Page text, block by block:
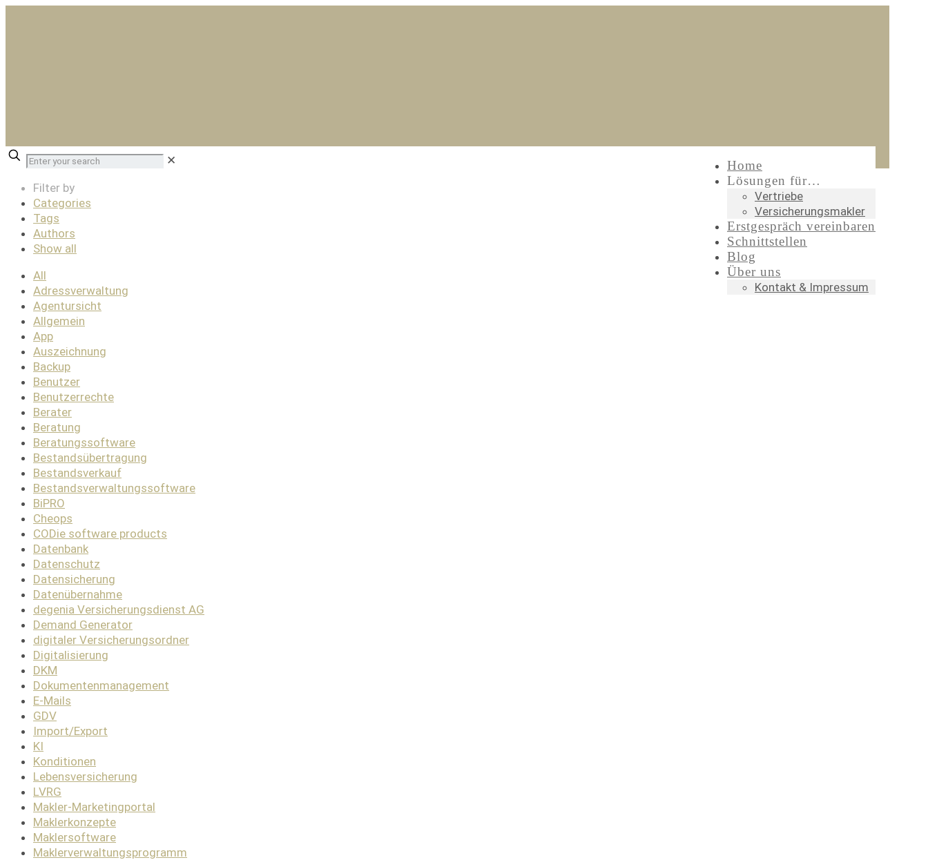
Home
Lösungen für…
Vertriebe
Versicherungsmakler
Erstgespräch vereinbaren
Schnittstellen
Blog
Über uns
Kontakt & Impressum
✕
Filter by
Categories
Tags
Authors
Show all
All
Adressverwaltung
Agentursicht
Allgemein
App
Auszeichnung
Backup
Benutzer
Benutzerrechte
Berater
Beratung
Beratungssoftware
Bestandsübertragung
Bestandsverkauf
Bestandsverwaltungssoftware
BiPRO
Cheops
CODie software products
Datenbank
Datenschutz
Datensicherung
Datenübernahme
degenia Versicherungsdienst AG
Demand Generator
digitaler Versicherungsordner
Digitalisierung
DKM
Dokumentenmanagement
E-Mails
GDV
Import/Export
KI
Konditionen
Lebensversicherung
LVRG
Makler-Marketingportal
Maklerkonzepte
Maklersoftware
Maklerverwaltungsprogramm